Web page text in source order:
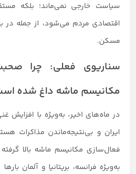
سیاست خارجی نمی‌ماند؛ بلکه
اقتصادی مردم می‌شود، از جمله در
مسکن.
سناریوی فعلی: چرا
مکانیسم ماشه داغ شده
در ماه‌های اخیر، به‌ویژه با افزایش
ایران و بی‌نتیجه‌ماندن مذاکرات
فعال‌سازی مکانیسم ماشه بالا
به‌ویژه فرانسه، بریتانیا و آلمان